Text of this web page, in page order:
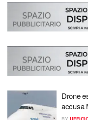
Drone
accusa